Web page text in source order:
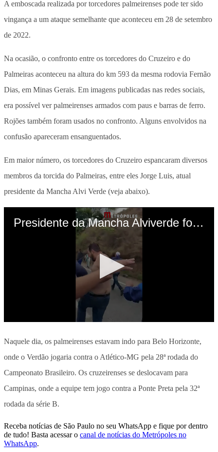
A emboscada realizada por torcedores palmeirenses pode ter sido
vingança a um ataque semelhante que aconteceu em 28 de setembro
de 2022.
Na ocasião, o confronto entre os torcedores do Cruzeiro e do
Palmeiras aconteceu na altura do km 593 da mesma rodovia Fernão
Dias, em Minas Gerais. Em imagens publicadas nas redes sociais,
era possível ver palmeirenses armados com paus e barras de ferro.
Rojões também foram usados no confronto. Alguns envolvidos na
confusão apareceram ensanguentados.
Em maior número, os torcedores do Cruzeiro espancaram diversos
membros da torcida do Palmeiras, entre eles Jorge Luis, atual
presidente da Mancha Alvi Verde (veja abaixo).
Naquele dia, os palmeirenses estavam indo para Belo Horizonte,
onde o Verdão jogaria contra o Atlético-MG pela 28ª rodada do
Campeonato Brasileiro. Os cruzeirenses se deslocavam para
Campinas, onde a equipe tem jogo contra a Ponte Preta pela 32ª
rodada da série B.
Receba notícias de São Paulo no seu WhatsApp e fique por dentro
de tudo! Basta acessar o canal de notícias do Metrópoles no
WhatsApp.